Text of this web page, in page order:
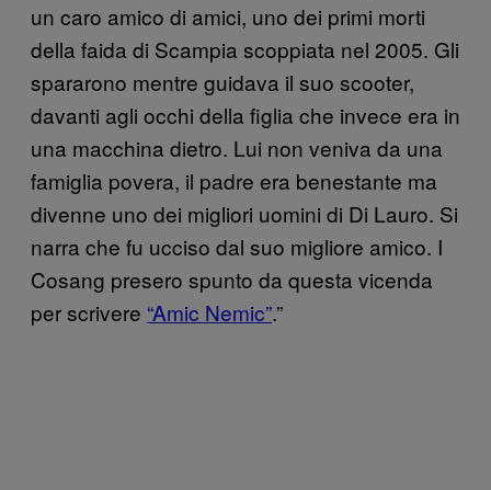
un caro amico di amici, uno dei primi morti
della faida di Scampia scoppiata nel 2005. Gli
spararono mentre guidava il suo scooter,
davanti agli occhi della figlia che invece era in
una macchina dietro. Lui non veniva da una
famiglia povera, il padre era benestante ma
divenne uno dei migliori uomini di Di Lauro. Si
narra che fu ucciso dal suo migliore amico. I
Cosang presero spunto da questa vicenda
per scrivere “Amic Nemic”.”